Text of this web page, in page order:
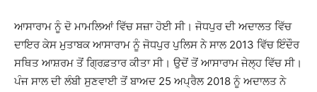
ਆਸਾਰਾਮ ਨੂੰ ਦੋ ਮਾਮਲਿਆਂ ਵਿੱਚ ਸਜ਼ਾ ਹੋਈ ਸੀ। ਜੋਧਪੁਰ ਦੀ ਅਦਾਲਤ ਵਿੱਚ
ਦਾਇਰ ਕੇਸ ਮੁਤਾਬਕ ਆਸਾਰਾਮ ਨੂੰ ਜੋਧਪੁਰ ਪੁਲਿਸ ਨੇ ਸਾਲ 2013 ਵਿੱਚ ਇੰਦੌਰ
ਸਥਿਤ ਆਸ਼ਰਮ ਤੋਂ ਗ੍ਰਿਫ਼ਤਾਰ ਕੀਤਾ ਸੀ। ਉਦੋਂ ਤੋਂ ਆਸਾਰਾਮ ਜੇਲ੍ਹ ਵਿੱਚ ਸੀ।
ਪੰਜ ਸਾਲ ਦੀ ਲੰਬੀ ਸੁਣਵਾਈ ਤੋਂ ਬਾਅਦ 25 ਅਪ੍ਰੈਲ 2018 ਨੂੰ ਅਦਾਲਤ ਨੇ